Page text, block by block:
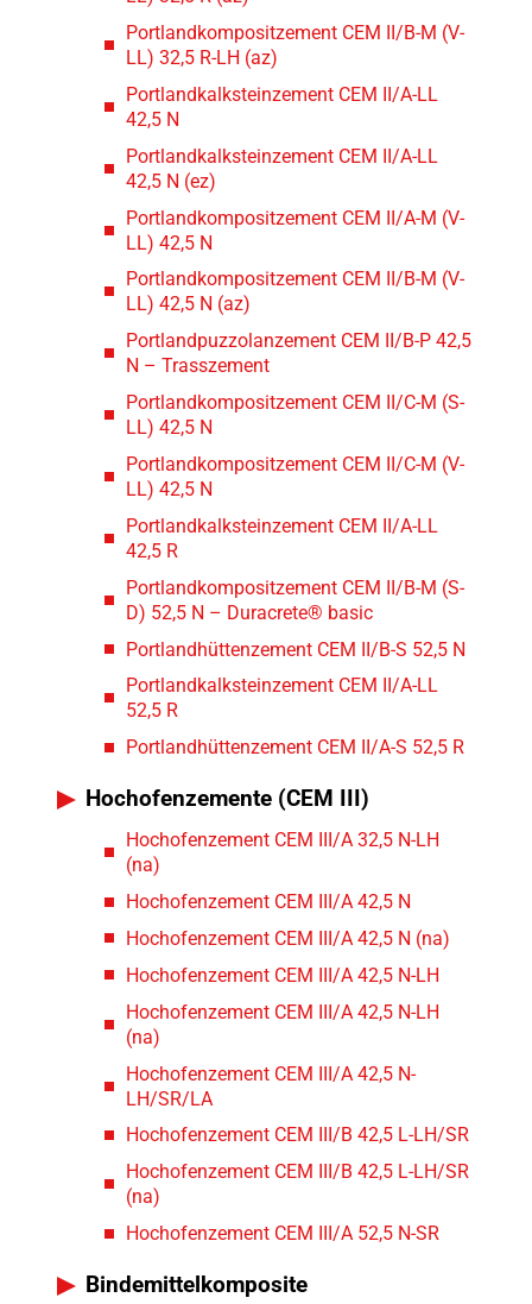
Portlandkompositzement CEM II/B-M (V-
LL) 32,5 R-LH (az)
Portlandkalksteinzement CEM II/A-LL
42,5 N
Portlandkalksteinzement CEM II/A-LL
42,5 N (ez)
Portlandkompositzement CEM II/A-M (V-
LL) 42,5 N
Portlandkompositzement CEM II/B-M (V-
LL) 42,5 N (az)
Portlandpuzzolanzement CEM II/B-P 42,5
N – Trasszement
Portlandkompositzement CEM II/C-M (S-
LL) 42,5 N
Portlandkompositzement CEM II/C-M (V-
LL) 42,5 N
Portlandkalksteinzement CEM II/A-LL
42,5 R
Portlandkompositzement CEM II/B-M (S-
D) 52,5 N – Duracrete® basic
Portlandhüttenzement CEM II/B-S 52,5 N
Portlandkalksteinzement CEM II/A-LL
52,5 R
Portlandhüttenzement CEM II/A-S 52,5 R
Hochofenzemente (CEM III)
Hochofenzement CEM III/A 32,5 N-LH
(na)
Hochofenzement CEM III/A 42,5 N
Hochofenzement CEM III/A 42,5 N (na)
Hochofenzement CEM III/A 42,5 N-LH
Hochofenzement CEM III/A 42,5 N-LH
(na)
Hochofenzement CEM III/A 42,5 N-
LH/SR/LA
Hochofenzement CEM III/B 42,5 L-LH/SR
Hochofenzement CEM III/B 42,5 L-LH/SR
(na)
Hochofenzement CEM III/A 52,5 N-SR
Bindemittelkomposite